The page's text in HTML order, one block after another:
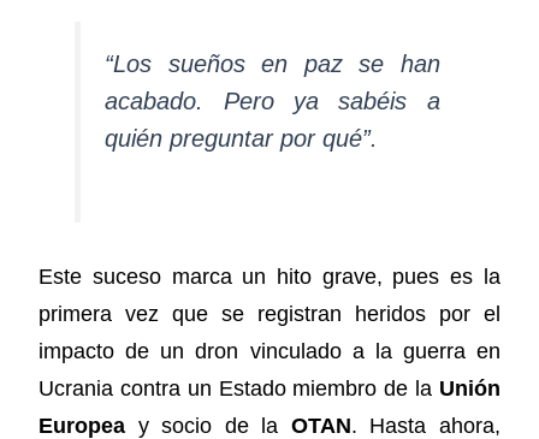
“Los sueños en paz se han
acabado. Pero ya sabéis a
quién preguntar por qué”.
Este suceso marca un hito grave, pues es la
primera vez que se registran heridos por el
impacto de un dron vinculado a la guerra en
Ucrania contra un Estado miembro de la Unión
Europea y socio de la OTAN. Hasta ahora,